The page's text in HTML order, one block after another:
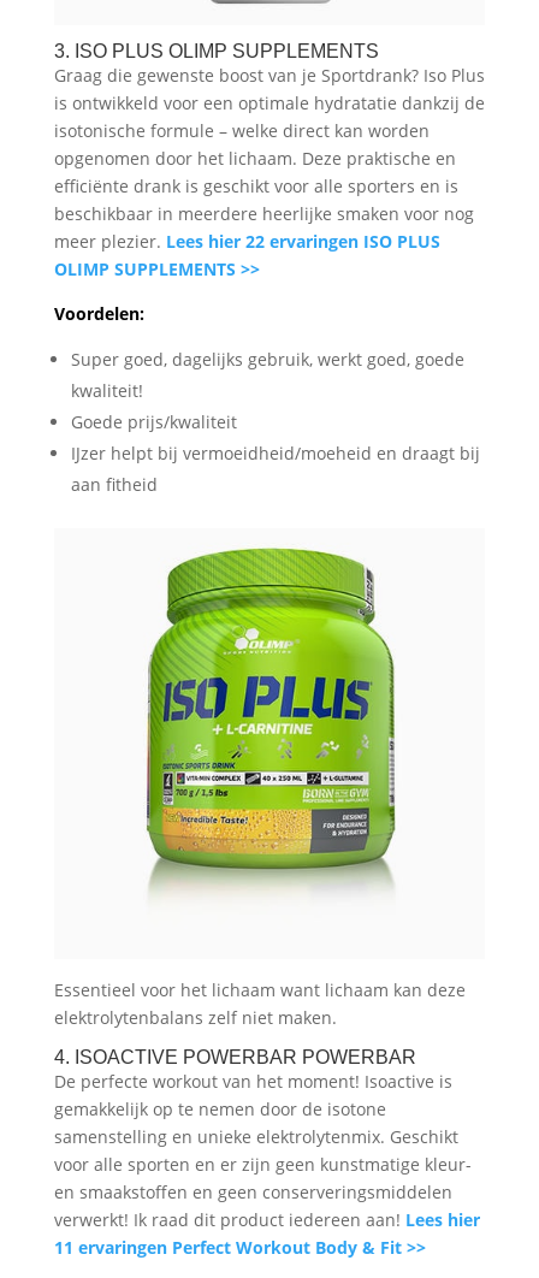
3. ISO PLUS OLIMP SUPPLEMENTS
Graag die gewenste boost van je Sportdrank? Iso Plus
is ontwikkeld voor een optimale hydratatie dankzij de
isotonische formule – welke direct kan worden
opgenomen door het lichaam. Deze praktische en
efficiënte drank is geschikt voor alle sporters en is
beschikbaar in meerdere heerlijke smaken voor nog
meer plezier. Lees hier 22 ervaringen ISO PLUS
OLIMP SUPPLEMENTS >>
Voordelen:
Super goed, dagelijks gebruik, werkt goed, goede
kwaliteit!
Goede prijs/kwaliteit
IJzer helpt bij vermoeidheid/moeheid en draagt bij
aan fitheid
Essentieel voor het lichaam want lichaam kan deze
elektrolytenbalans zelf niet maken.
4. ISOACTIVE POWERBAR POWERBAR
De perfecte workout van het moment! Isoactive is
gemakkelijk op te nemen door de isotone
samenstelling en unieke elektrolytenmix. Geschikt
voor alle sporten en er zijn geen kunstmatige kleur-
en smaakstoffen en geen conserveringsmiddelen
verwerkt! Ik raad dit product iedereen aan! Lees hier
11 ervaringen Perfect Workout Body & Fit >>